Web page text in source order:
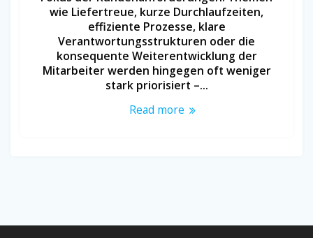
wie Liefertreue, kurze Durchlaufzeiten,
effiziente Prozesse, klare
Verantwortungsstrukturen oder die
konsequente Weiterentwicklung der
Mitarbeiter werden hingegen oft weniger
stark priorisiert –…
Read more